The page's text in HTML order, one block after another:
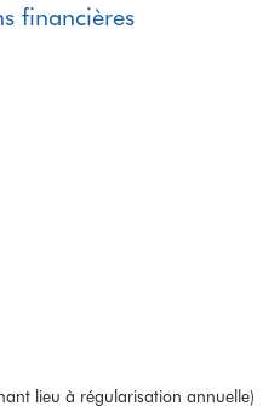
financières
lieu à régularisation annuelle)